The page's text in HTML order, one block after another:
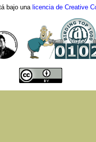
bajo una licencia de Creative